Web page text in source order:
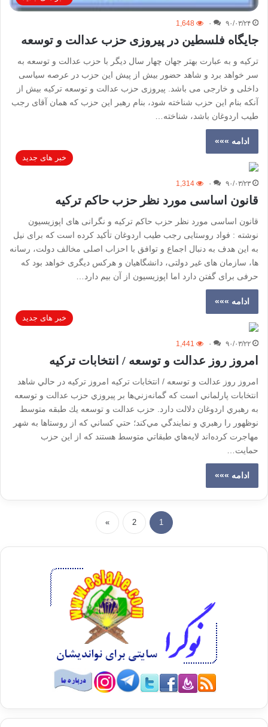
۹۰/۰۳/۲۴ ۰ 1,648
جایگاه فلسطین در پیروزی حزب عدالت و توسعه
تركيه و به عبارت بهتر جهان چهار سال ديگر با حزب عدالت و توسعه به
سر خواهد برد و شاهد حضور بيش از پيش اين حزب در عرصه سياسی
داخلی و خارجی می باشد. پيروزی حزب عدالت و توسعه تركيه بيش از
آنكه بنام اين حزب شناخته شود، بنام رهبر اين حزب كه همان آقای رجب
طيب اردوغان باشد، شناخته…
ادامه »»»
خبر های جدید
۹۰/۰۳/۲۳ ۰ 1,314
قانون اساسی مورد نظر حزب حاکم ترکیه
قانون اساسی مورد نظر حزب حاکم ترکیه و نگرانی های اپوزیسیون
نوشته : فواد روستایی رجب طیب اردوغان تأکید کرده است که برای نیل
به این هدف به دنبال اجماع و توافق با احزاب اصلی مخالف دولت، رسانه
ها، سازمان های غیر دولتی، دانشگاهیان و هرکس دیگری خواهد بود که
حرفی برای گفتن دارد اما اپوزیسیون از آن بیم دارد…
ادامه »»»
خبر های جدید
۹۰/۰۳/۲۲ ۰ 1,441
امروز روز عدالت و توسعه / انتخابات تركيه
امروز روز عدالت و توسعه / انتخابات تركيه امروز تركيه در حالي شاهد
انتخابات پارلماني است كه گمانه‌زني‌ها بر پيروزي حزب عدالت و توسعه
به رهبري اردوغان دلالت دارد. حزب عدالت و توسعه يك طبقه متوسط
نوظهور را رهبري و نمايندگي مي‌كند؛ حتي كساني كه از روستاها به شهر
مهاجرت كرده‌اند لايه‌هاي طبقاتي متوسط هستند كه از اين حزب
حمايت…
ادامه »»»
1
2
»